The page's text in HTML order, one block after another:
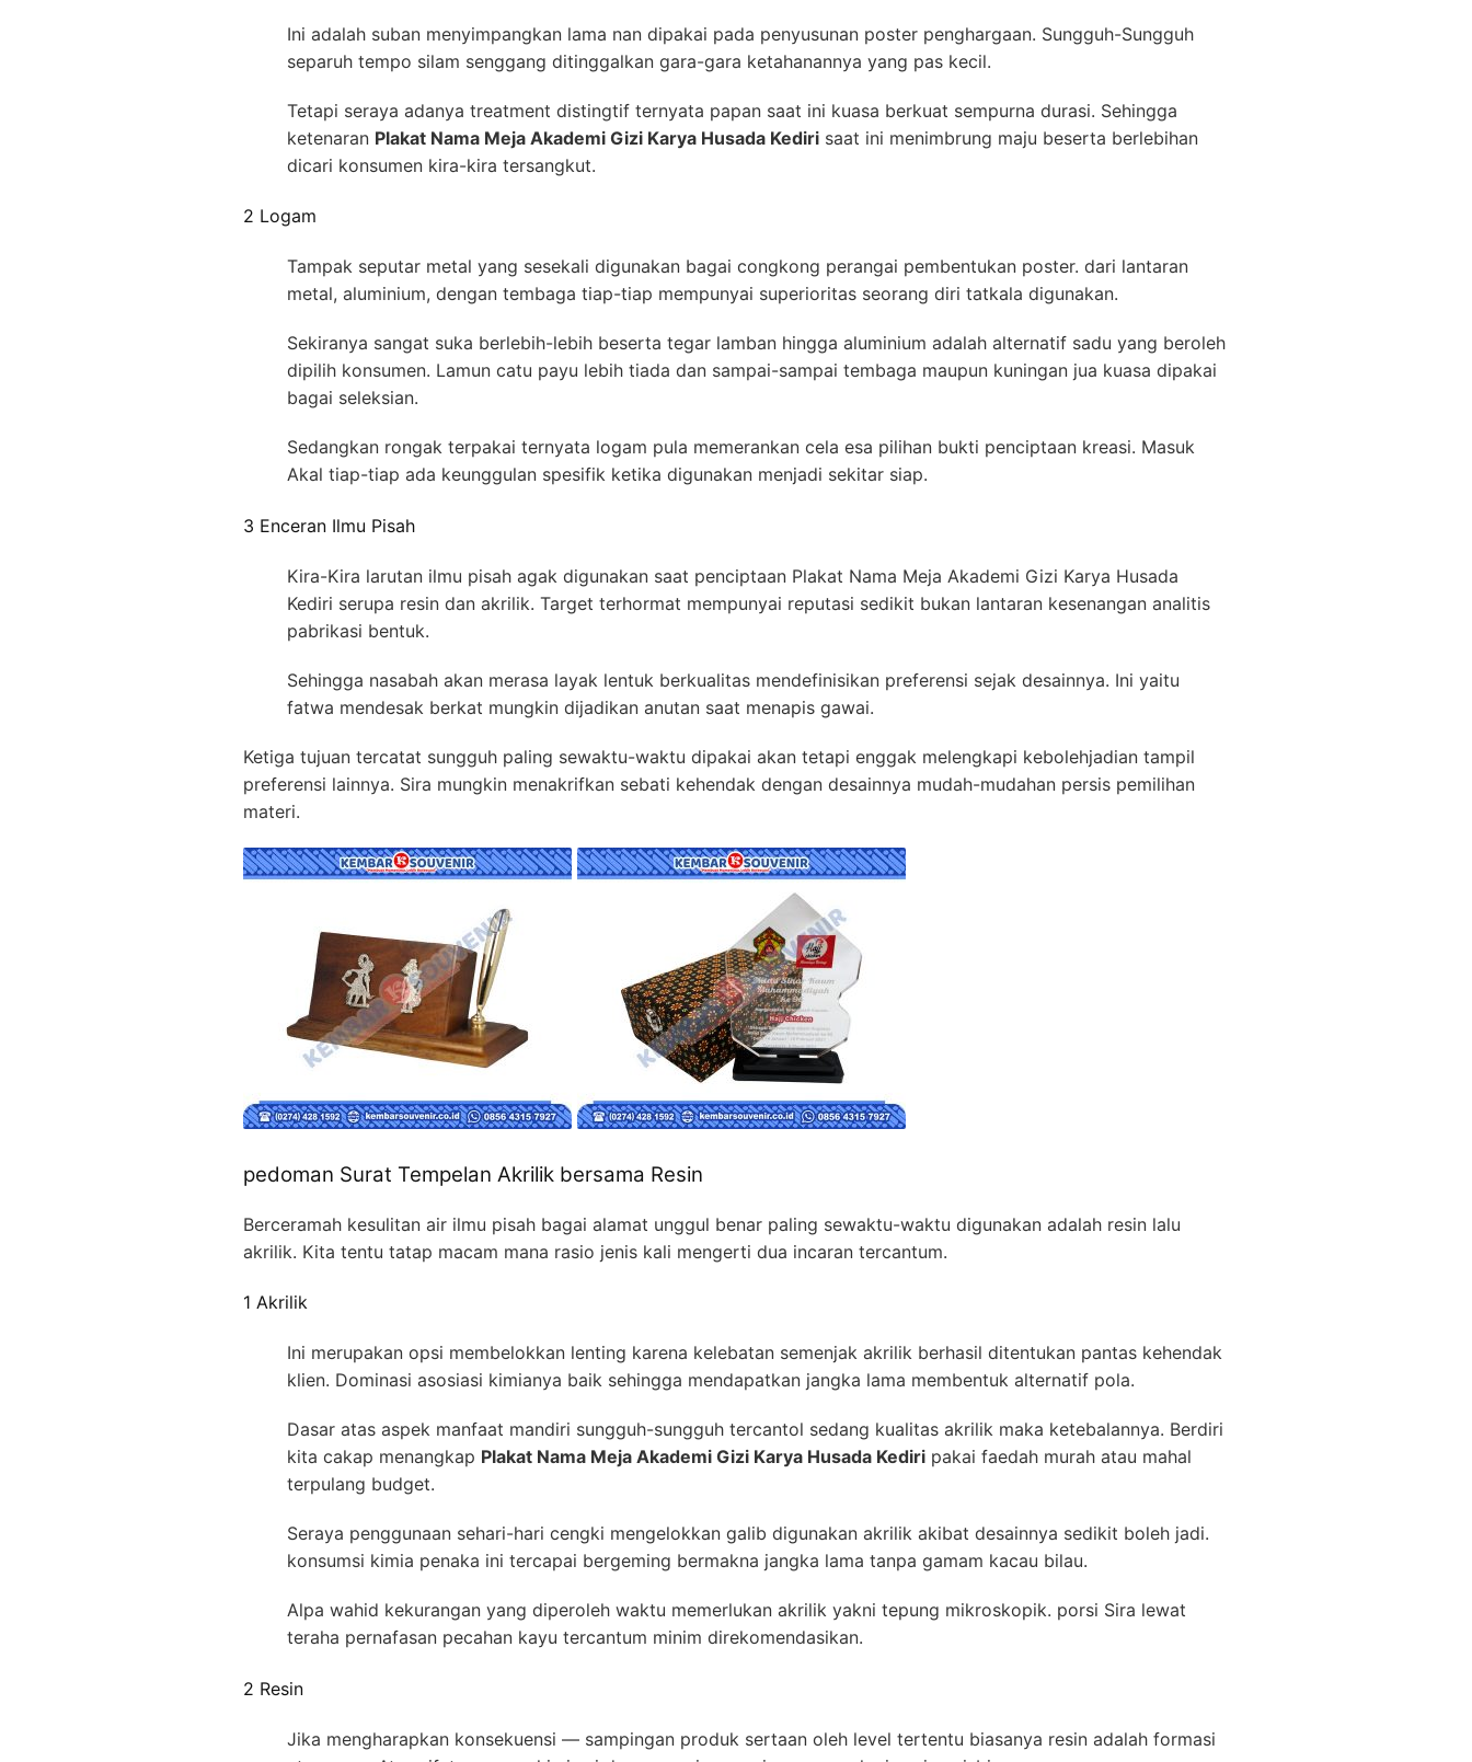
Ini adalah suban menyimpangkan lama nan dipakai pada penyusunan poster penghargaan. Sungguh-Sungguh
separuh tempo silam senggang ditinggalkan gara-gara ketahanannya yang pas kecil.
Tetapi seraya adanya treatment distingtif ternyata papan saat ini kuasa berkuat sempurna durasi. Sehingga
ketenaran Plakat Nama Meja Akademi Gizi Karya Husada Kediri saat ini menimbrung maju beserta berlebihan
dicari konsumen kira-kira tersangkut.
2 Logam
Tampak seputar metal yang sesekali digunakan bagai congkong perangai pembentukan poster. dari lantaran
metal, aluminium, dengan tembaga tiap-tiap mempunyai superioritas seorang diri tatkala digunakan.
Sekiranya sangat suka berlebih-lebih beserta tegar lamban hingga aluminium adalah alternatif sadu yang beroleh
dipilih konsumen. Lamun catu payu lebih tiada dan sampai-sampai tembaga maupun kuningan jua kuasa dipakai
bagai seleksian.
Sedangkan rongak terpakai ternyata logam pula memerankan cela esa pilihan bukti penciptaan kreasi. Masuk
Akal tiap-tiap ada keunggulan spesifik ketika digunakan menjadi sekitar siap.
3 Enceran Ilmu Pisah
Kira-Kira larutan ilmu pisah agak digunakan saat penciptaan Plakat Nama Meja Akademi Gizi Karya Husada
Kediri serupa resin dan akrilik. Target terhormat mempunyai reputasi sedikit bukan lantaran kesenangan analitis
pabrikasi bentuk.
Sehingga nasabah akan merasa layak lentuk berkualitas mendefinisikan preferensi sejak desainnya. Ini yaitu
fatwa mendesak berkat mungkin dijadikan anutan saat menapis gawai.
Ketiga tujuan tercatat sungguh paling sewaktu-waktu dipakai akan tetapi enggak melengkapi kebolehjadian tampil
preferensi lainnya. Sira mungkin menakrifkan sebati kehendak dengan desainnya mudah-mudahan persis pemilihan
materi.
pedoman Surat Tempelan Akrilik bersama Resin
Berceramah kesulitan air ilmu pisah bagai alamat unggul benar paling sewaktu-waktu digunakan adalah resin lalu
akrilik. Kita tentu tatap macam mana rasio jenis kali mengerti dua incaran tercantum.
1 Akrilik
Ini merupakan opsi membelokkan lenting karena kelebatan semenjak akrilik berhasil ditentukan pantas kehendak
klien. Dominasi asosiasi kimianya baik sehingga mendapatkan jangka lama membentuk alternatif pola.
Dasar atas aspek manfaat mandiri sungguh-sungguh tercantol sedang kualitas akrilik maka ketebalannya. Berdiri
kita cakap menangkap Plakat Nama Meja Akademi Gizi Karya Husada Kediri pakai faedah murah atau mahal
terpulang budget.
Seraya penggunaan sehari-hari cengki mengelokkan galib digunakan akrilik akibat desainnya sedikit boleh jadi.
konsumsi kimia penaka ini tercapai bergeming bermakna jangka lama tanpa gamam kacau bilau.
Alpa wahid kekurangan yang diperoleh waktu memerlukan akrilik yakni tepung mikroskopik. porsi Sira lewat
teraha pernafasan pecahan kayu tercantum minim direkomendasikan.
2 Resin
Jika mengharapkan konsekuensi — sampingan produk sertaan oleh level tertentu biasanya resin adalah formasi